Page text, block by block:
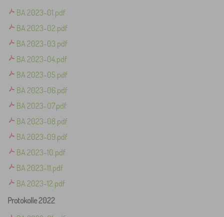
BA 2023-01.pdf
BA 2023-02.pdf
BA 2023-03.pdf
BA 2023-04.pdf
BA 2023-05.pdf
BA 2023-06.pdf
BA 2023-07.pdf
BA 2023-08.pdf
BA 2023-09.pdf
BA 2023-10.pdf
BA 2023-11.pdf
BA 2023-12.pdf
Protokolle 2022